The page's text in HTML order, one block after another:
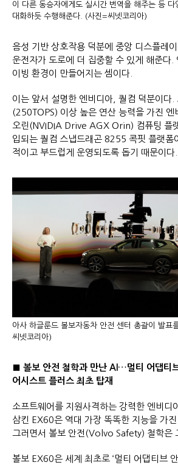
이 다른 동승자에게도 실시간 번역을 해주는 등
대화하듯 수행해준다. (사진=씨넷코리아)
음성 기반 상호작용 덕분에 중앙 디스플레
운전자가 도로에 더 집중할 수 있게 해준다.
이빙 환경이 만들어지는 셈이다.
이는 앞서 설명한 엔비디아, 퀄컴 덕분이다.
(250TOPS) 이상 높은 연산 능력을 가진
오린(NVIDIA Drive AGX Orin) 컴퓨팅 플
입되는 퀄컴 스냅드래곤 8255 콕핏 플랫폼
적이고 부드럽게 운영되도록 돕기 때문이다.
아사 하글룬드 볼보자동차 안전 센터 총괄이 발표
씨넷코리아)
■ 볼보 안전 철학과 만난 AI…멀티 어댑티
어시스트 플러스 최초 탑재
소프트웨어를 지원사격하는 강력한 엔비디
삼킨 EX60은 역대 가장 똑똑한 지능을 가진
그러면서 볼보 안전(Volvo Safety) 철학은
볼보 EX60은 세계 최초로 ‘멀티 어댑티브